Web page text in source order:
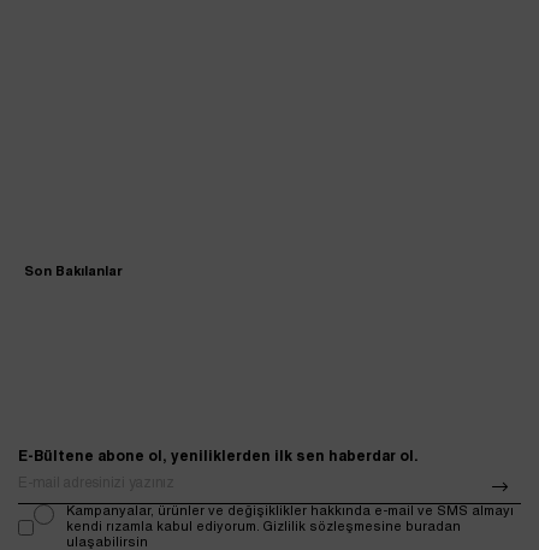
Son Bakılanlar
E-Bültene abone ol, yeniliklerden ilk sen haberdar ol.
Kampanyalar, ürünler ve değişiklikler hakkında e-mail ve SMS almayı
kendi rızamla kabul ediyorum. Gizlilik sözleşmesine buradan
ulaşabilirsin